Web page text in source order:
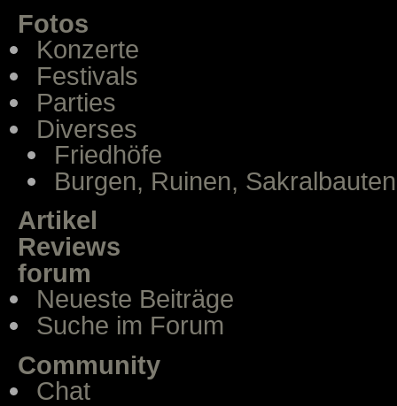
Fotos
Konzerte
Festivals
Parties
Diverses
Friedhöfe
Burgen, Ruinen, Sakralbauten
Artikel
Reviews
forum
Neueste Beiträge
Suche im Forum
Community
Chat